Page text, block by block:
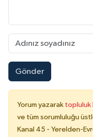
Gönder
Yorum yazarak topluluk
ve tüm sorumluluğu
Kanal 45 - Yerelden-